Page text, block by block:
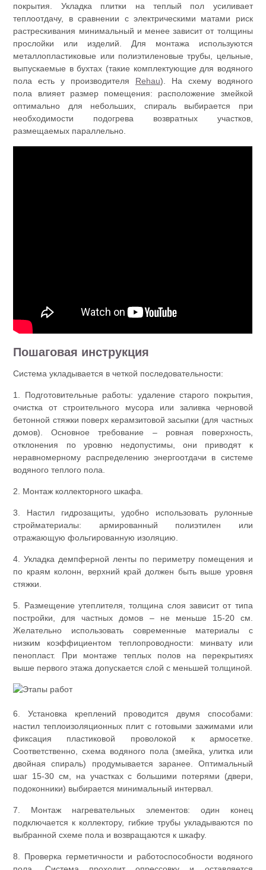
покрытия. Укладка плитки на теплый пол усиливает
теплоотдачу, в сравнении с электрическими матами риск
растрескивания минимальный и менее зависит от толщины
прослойки или изделий. Для монтажа используются
металлопластиковые или полиэтиленовые трубы, цельные,
выпускаемые в бухтах (такие комплектующие для водяного
пола есть у производителя Rehau). На схему водяного
пола влияет размер помещения: расположение змейкой
оптимально для небольших, спираль выбирается при
необходимости подогрева возвратных участков,
размещаемых параллельно.
Пошаговая инструкция
Система укладывается в четкой последовательности:
1. Подготовительные работы: удаление старого покрытия,
очистка от строительного мусора или заливка черновой
бетонной стяжки поверх керамзитовой засыпки (для частных
домов). Основное требование – ровная поверхность,
отклонения по уровню недопустимы, они приводят к
неравномерному распределению энергоотдачи в системе
водяного теплого пола.
2. Монтаж коллекторного шкафа.
3. Настил гидрозащиты, удобно использовать рулонные
стройматериалы: армированный полиэтилен или
отражающую фольгированную изоляцию.
4. Укладка демпферной ленты по периметру помещения и
по краям колонн, верхний край должен быть выше уровня
стяжки.
5. Размещение утеплителя, толщина слоя зависит от типа
постройки, для частных домов – не меньше 15-20 см.
Желательно использовать современные материалы с
низким коэффициентом теплопроводности: минвату или
пенопласт. При монтаже теплых полов на перекрытиях
выше первого этажа допускается слой с меньшей толщиной.
6. Установка креплений проводится двумя способами:
настил теплоизоляционных плит с готовыми зажимами или
фиксация пластиковой проволокой к армосетке.
Соответственно, схема водяного пола (змейка, улитка или
двойная спираль) продумывается заранее. Оптимальный
шаг 15-30 см, на участках с большими потерями (двери,
подоконники) выбирается минимальный интервал.
7. Монтаж нагревательных элементов: один конец
подключается к коллектору, гибкие трубы укладываются по
выбранной схеме пола и возвращаются к шкафу.
8. Проверка герметичности и работоспособности водяного